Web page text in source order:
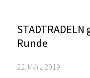
Runde
22. März 2019